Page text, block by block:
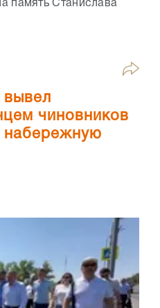
память Станислава
чиновников
набережную